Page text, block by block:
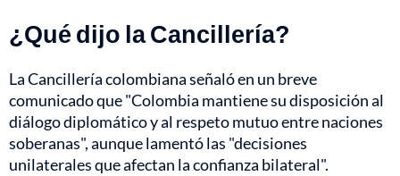
¿Qué dijo la Cancillería?
La Cancillería colombiana señaló en un breve
comunicado que "Colombia mantiene su disposición al
diálogo diplomático y al respeto mutuo entre naciones
soberanas", aunque lamentó las "decisiones
unilaterales que afectan la confianza bilateral".